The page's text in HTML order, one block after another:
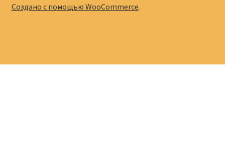
Создано с помощью WooCommerce.